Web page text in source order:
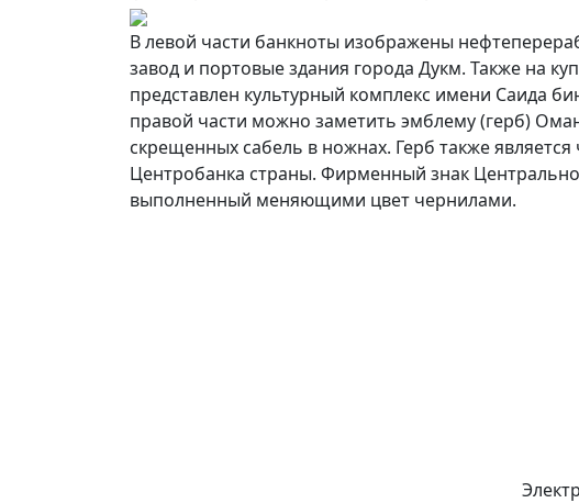
В левой части банкноты изображены
завод и портовые здания города Дукм. Также на
представлен культурный комплекс имени Саида
правой части можно заметить эмблему (герб)
скрещенных сабель в ножнах. Герб также
Центробанка страны. Фирменный знак
выполненный меняющими цвет чернилами.